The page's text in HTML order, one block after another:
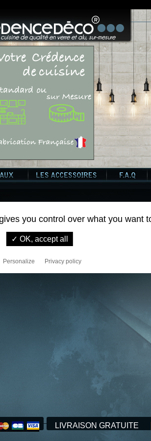
de qualité en verre et alu, sur-mesure
LIVRAISON GRATUITE
you control over what you want
✓ OK, accept all
Personalize Privacy policy